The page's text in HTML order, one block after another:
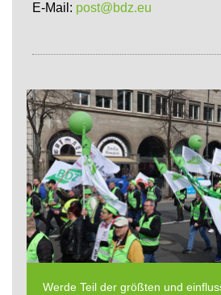
E-Mail: post@bdz.eu
Werde Teil der größten und